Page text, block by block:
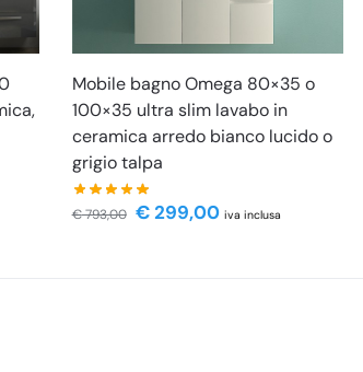
Mobile bagno Omega 80×35 o
100×35 ultra slim lavabo in
ceramica arredo bianco lucido o
grigio talpa
€793,00 €299,00 iva inclusa